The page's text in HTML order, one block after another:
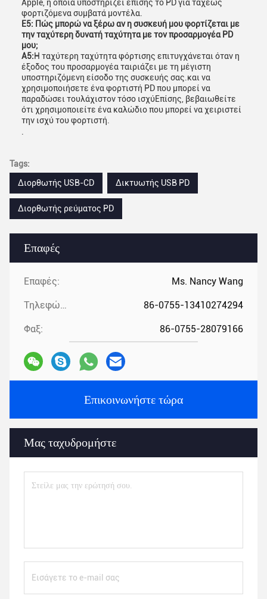
Επαφές
Επαφές: Ms. Nancy Wang
Τηλεφώνημα: 86-0755-13410274294
Φαξ: 86-0755-28079166
Επικοινωνήστε τώρα
Μας ταχυδρομήστε
Apple, η οποία υποστηρίζει επίσης το PD για ταχέως
φορτιζόμενα συμβατά μοντέλα.
Ε5: Πώς μπορώ να ξέρω αν η συσκευή μου φορτίζεται με
την ταχύτερη δυνατή ταχύτητα με τον προσαρμογέα PD
μου;
Α5:Η ταχύτερη ταχύτητα φόρτισης επιτυγχάνεται όταν η
έξοδος του προσαρμογέα ταιριάζει με τη μέγιστη
υποστηριζόμενη είσοδο της συσκευής σας.και να
χρησιμοποιήσετε ένα φορτιστή PD που μπορεί να
παραδώσει τουλάχιστον τόσο ισχύΕπίσης, βεβαιωθείτε
ότι χρησιμοποιείτε ένα καλώδιο που μπορεί να χειριστεί
την ισχύ του φορτιστή.
Tags:
Διορθωτής USB-CD
Δικτυωτής USB PD
Διορθωτής ρεύματος PD